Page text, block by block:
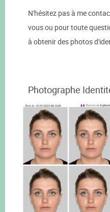
N'hésitez pas à me
vous ou pour toute
à obtenir des photos
Photographe